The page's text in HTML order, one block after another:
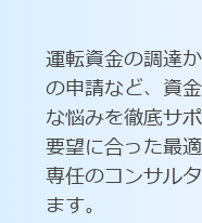
運転資金の調達
の申請など、資
な悩みを徹底サ
要望に合った最
専任のコンサル
ます。